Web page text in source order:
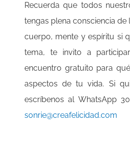
Recuerda que todos
tengas plena consciencia de
cuerpo, mente y espíritu si
tema, te invito a
encuentro gratuito para
aspectos de tu vida. Si
escríbenos al WhatsApp
sonrie@creafelicidad.com